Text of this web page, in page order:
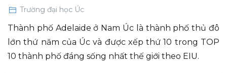
Trường đại học Úc
Thành phố Adelaide ở Nam Úc là thành phố thủ đô
lớn thứ năm của Úc và được xếp thứ 10 trong TOP
10 thành phố đáng sống nhất thế giới theo EIU.